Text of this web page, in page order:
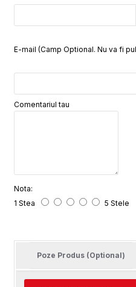
E-mail (Camp Optional. Nu va fi
Comentariul tau
Nota:
1 Stea
5 Stele
Poze Produs (Optional)